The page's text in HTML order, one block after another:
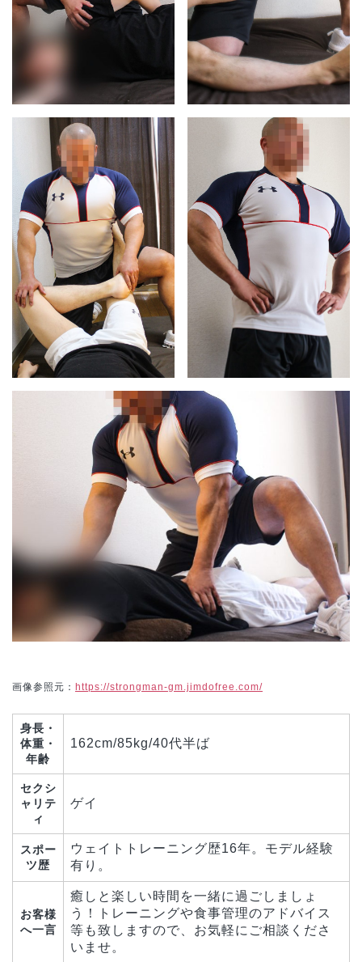
画像参照元： https://strongman-gm.jimdofree.com/
身長・
体重・
年齢
162cm/85kg/40代半ば
セクシ
ャリテ
ィ
ゲイ
スポー
ツ歴
ウェイトトレーニング歴16年。モデル経験
有り。
お客様
へ一言
癒しと楽しい時間を一緒に過ごしましょ
う！トレーニングや食事管理のアドバイス
等も致しますので、お気軽にご相談くださ
いませ。